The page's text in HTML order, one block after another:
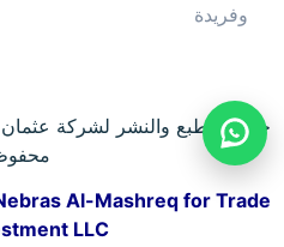
وفريدة
Al-Mashreq for Trade
LLC